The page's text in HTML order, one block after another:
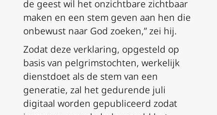
de geest wil het onzichtbare zichtbaar
maken en een stem geven aan hen die
onbewust naar God zoeken,” zei hij.
Zodat deze verklaring, opgesteld op
basis van pelgrimstochten, werkelijk
dienstdoet als de stem van een
generatie, zal het gedurende juli
digitaal worden gepubliceerd zodat